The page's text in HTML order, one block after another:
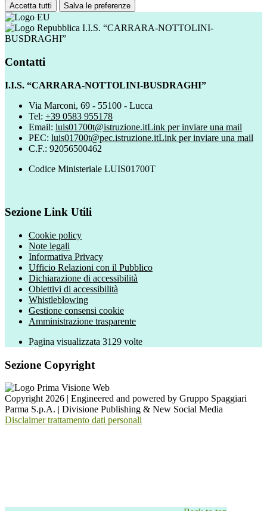
Accetta tutti Salva le preferenze
I.I.S. “CARRARA-NOTTOLINI-
BUSDRAGHI”
Contatti
I.I.S. “CARRARA-NOTTOLINI-BUSDRAGHI”
Via Marconi, 69 - 55100 - Lucca
Tel: +39 0583 955178
Email: luis01700t@istruzione.itLink per inviare una mail
PEC: luis01700t@pec.istruzione.itLink per inviare una mail
C.F.: 92056500462
Codice Ministeriale LUIS01700T
Sezione Link Utili
Cookie policy
Note legali
Informativa Privacy
Ufficio Relazioni con il Pubblico
Dichiarazione di accessibilità
Obiettivi di accessibilità
Whistleblowing
Gestione consensi cookie
Amministrazione trasparente
Pagina visualizzata 3129 volte
Sezione Copyright
Copyright 2026 | Engineered and powered by Gruppo Spaggiari
Parma S.p.A. | Divisione Publishing & New Social Media
Disclaimer trattamento dati personali